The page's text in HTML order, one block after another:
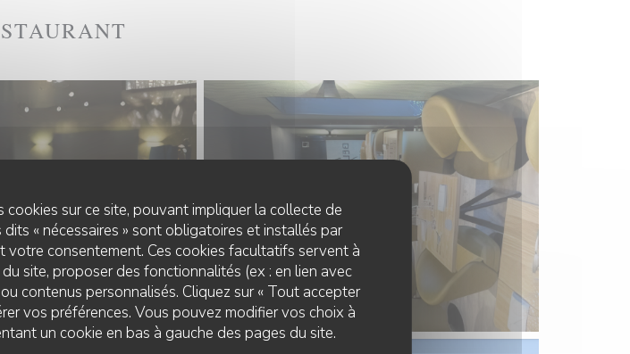
sur ce site, pouvant impliquer la collecte de
« nécessaires » sont obligatoires et installés par
consentement. Ces cookies facultatifs servent à
site, proposer des fonctionnalités (ex : en lien avec
contenus personnalisés. Cliquez sur « Tout accepter
vos préférences. Vous pouvez modifier vos choix à
un cookie en bas à gauche des pages du site.